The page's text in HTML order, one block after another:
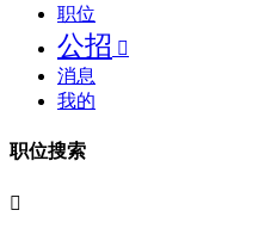
职位
公招 
消息
我的
职位搜索
